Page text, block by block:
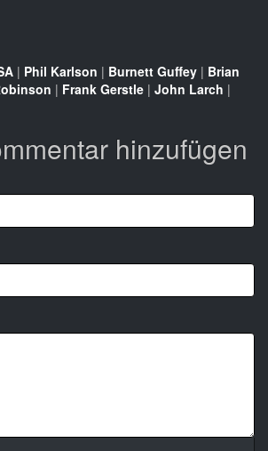
| Phil Karlson | Burnett Guffey | Brian
| Frank Gerstle | John Larch |
hinzufügen